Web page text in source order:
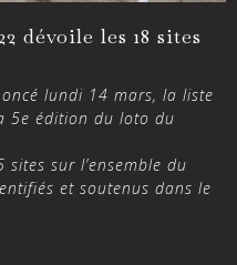
dévoile les 18 sites
lundi 14 mars, la liste
5e édition du loto du
sur l’ensemble du
et soutenus dans le